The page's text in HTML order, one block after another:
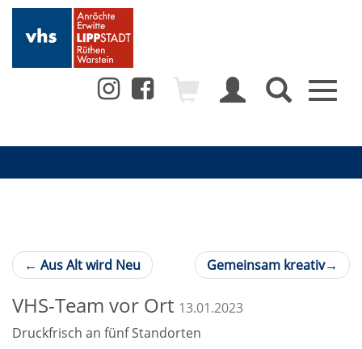
Toggle
← Aus Alt wird Neu Gemeinsam kreativ→
VHS-Team vor Ort 13.01.2023
Druckfrisch an fünf Standorten